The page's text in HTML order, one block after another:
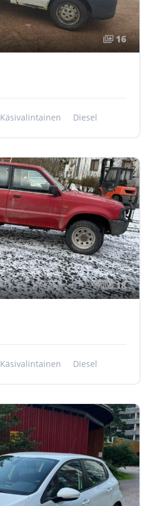
16
Käsivalintainen Diesel
18
Käsivalintainen Diesel